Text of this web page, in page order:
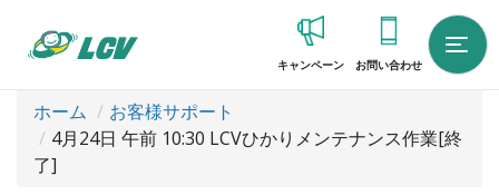
キャンペーン お問い合わせ
ホーム
お客様サポート
4月24日 午前 10:30 LCVひかりメンテナンス作業[終
了]